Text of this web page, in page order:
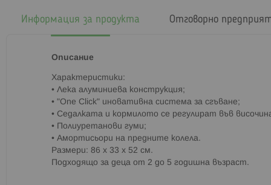
Информация за продукта
Описание
Характеристики:
• Лека алуминиева конструкция;
• "One Click" иновативна система за сгъване;
• Седалката и кормилото се регулират във
• Полиуретанови гуми;
• Амортисьори на предните колела.
Размери: 86 x 33 x 52 см.
Подходящо за деца от 2 до 5 годишна възраст.
Отговорно